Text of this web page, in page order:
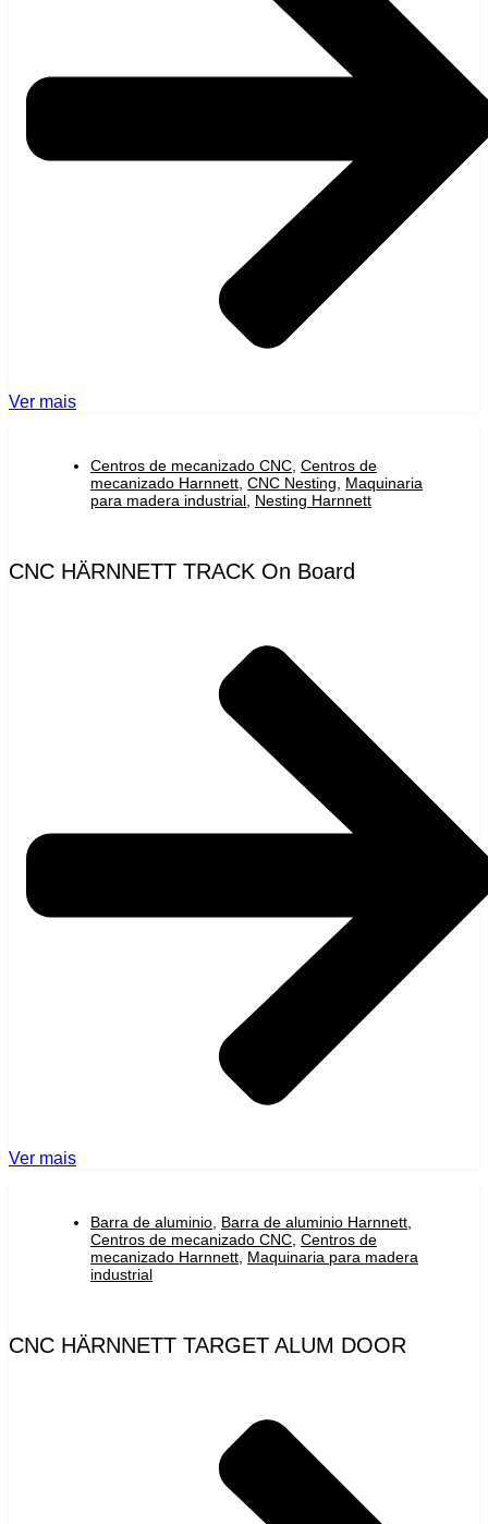
Ver mais
Centros de mecanizado CNC Centros de
mecanizado Harnnett CNC Nesting
Maquinaria
para madera industrial Nesting Harnnett
CNC HÄRNNETT TRACK On Board
Ver mais
Barra de aluminio Barra de aluminio Harnnett
Centros de mecanizado CNC Centros de
mecanizado Harnnett Maquinaria para madera
industrial
CNC HÄRNNETT TARGET ALUM DOOR